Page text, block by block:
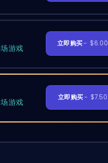
游戏
立即购买- $6.00
游戏
立即购买- $7.50